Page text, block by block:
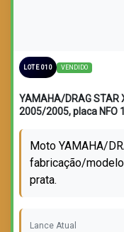
LOTE 010 VENDIDO
YAMAHA/DRAG
2005/2005, placa NFO
Moto YAMAHA/
fabricação/
prata.
Lance Atual